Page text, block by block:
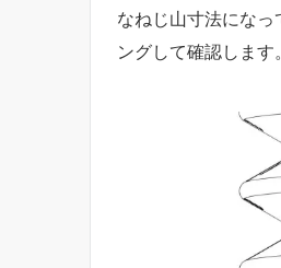
なねじ山寸法にな
ングして確認します。